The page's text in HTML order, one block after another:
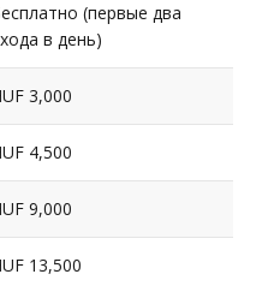
(первые два
в день)
3,000
4,500
9,000
13,500